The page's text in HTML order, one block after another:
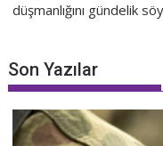
düşmanlığını gündelik
Son Yazılar